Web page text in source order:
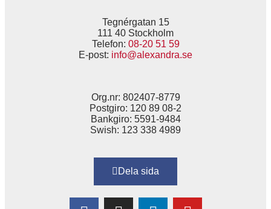
Tegnérgatan 15
111 40 Stockholm
Telefon: 08-20 51 59
E-post: info@alexandra.se
Org.nr: 802407-8779
Postgiro: 120 89 08-2
Bankgiro: 5591-9484
Swish: 123 338 4989
Dela sida